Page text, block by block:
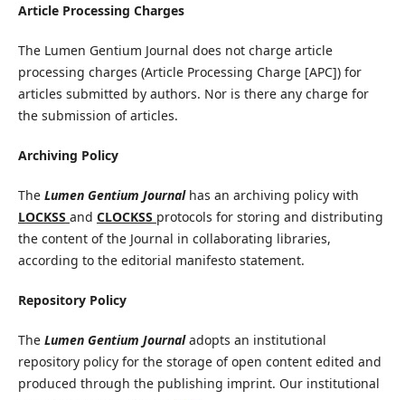
Article Processing Charges
The Lumen Gentium Journal does not charge article
processing charges (Article Processing Charge [APC]) for
articles submitted by authors. Nor is there any charge for
the submission of articles.
Archiving Policy
The Lumen Gentium Journalhas an archiving policy with
LOCKSS and CLOCKSS protocols for storing and distributing
the content of the Journal in collaborating libraries,
according to the editorial manifesto statement.
Repository Policy
The Lumen Gentium Journaladopts an institutional
repository policy for the storage of open content edited and
produced through the publishing imprint. Our institutional